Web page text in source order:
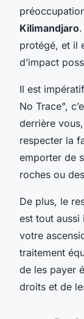
Kilimandjaro
protégé, et il
d’impact
Il est
No Trace",
derrière
respecter la
emporter de
roches ou
De plus, le
est tout aussi
votre
traitement
de les payer
droits et de